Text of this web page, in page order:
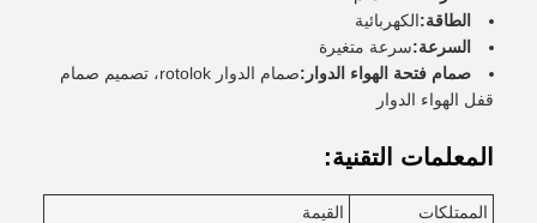
الطاقة:الكهربائية
السرعة:سرعة متغيرة
صمام فتحة الهواء الدوار:
صمام الدوار rotolok، تصميم صمام
قفل الهواء الدوار
المعلمات التقنية:
الممتلكات
القيمة